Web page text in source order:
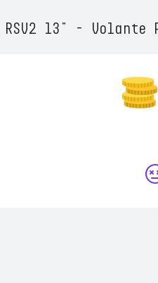
RSV2 13" - Volante